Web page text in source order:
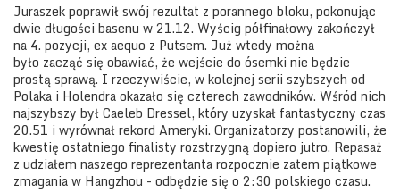
Juraszek poprawił swój rezultat z porannego bloku, pokonując
dwie długości basenu w 21.12. Wyścig półfinałowy zakończył
na 4. pozycji, ex aequo z Putsem. Już wtedy można
było zacząć się obawiać, że wejście do ósemki nie będzie
prostą sprawą. I rzeczywiście, w kolejnej serii szybszych od
Polaka i Holendra okazało się czterech zawodników. Wśród nich
najszybszy był Caeleb Dressel, który uzyskał fantastyczny czas
20.51 i wyrównał rekord Ameryki. Organizatorzy postanowili, że
kwestię ostatniego finalisty rozstrzygną dopiero jutro. Repasaż
z udziałem naszego reprezentanta rozpocznie zatem piątkowe
zmagania w Hangzhou - odbędzie się o 2:30 polskiego czasu.